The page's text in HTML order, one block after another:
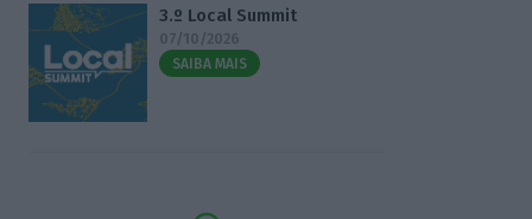
3.º Local Summit
07/10/2026
SAIBA MAIS